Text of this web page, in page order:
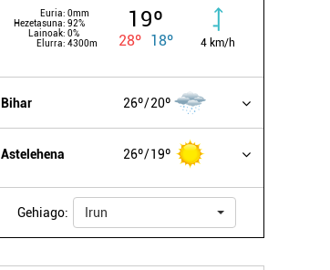
Euria: 0mm
Hezetasuna: 92%
Lainoak: 0%
Elurra: 4300m
19º
28º 18º 4 km/h
Bihar 26º 20º
Astelehena 26º 19º
Gehiago: Irun